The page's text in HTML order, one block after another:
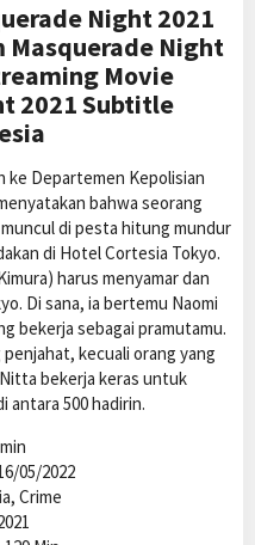
Night 2021
Masquerade Night
Movie
2021 Subtitle
ke Departemen Kepolisian
bahwa seorang
di pesta hitung mundur
di Hotel Cortesia Tokyo.
harus menyamar dan
Di sana, ia bertemu Naomi
bekerja sebagai pramutamu.
kecuali orang yang
bekerja keras untuk
antara 500 hadirin.
05/2022
Crime